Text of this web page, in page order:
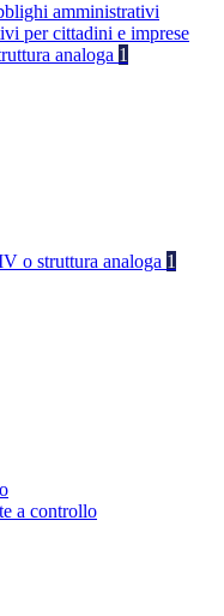
amministrativi
per cittadini e imprese
analoga 1
o struttura analoga 1
a controllo